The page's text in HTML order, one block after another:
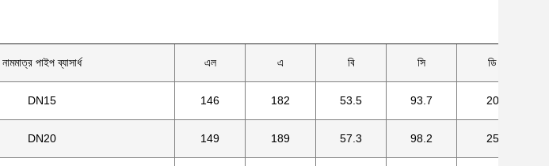
নামমাত্র পাইপ ব্যাসার্ধ এল এ বি সি ডি
DN15 146 182 53.5 93.7 20
DN20 149 189 57.3 98.2 25